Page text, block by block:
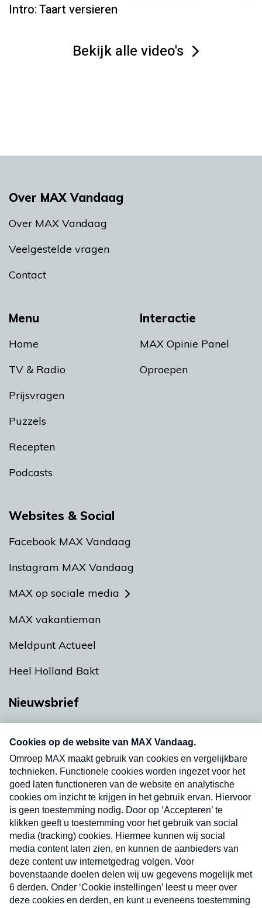
Intro: Taart versieren
Bekijk alle video's
Menu
Home
TV & Radio
Prijsvragen
Puzzels
Recepten
Podcasts
Interactie
MAX Opinie Panel
Oproepen
Over MAX Vandaag
Over MAX Vandaag
Veelgestelde vragen
Contact
Websites & Social
Facebook MAX Vandaag
Instagram MAX Vandaag
MAX op sociale media
MAX vakantieman
Meldpunt Actueel
Heel Holland Bakt
Nieuwsbrief
nieuwsbrief. Elke vrijdag- en dinsdagochtend in
uw mailbox.
Verzend
Nieuwsbrief